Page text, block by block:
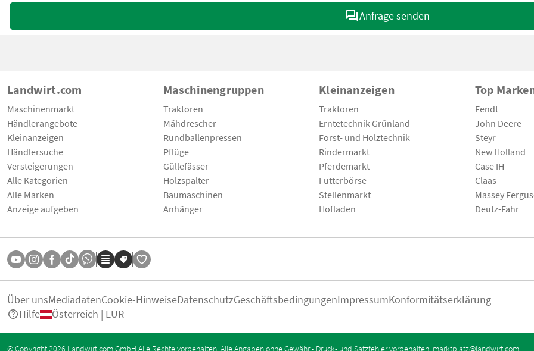
Anfrage senden
Landwirt.com
Maschinenmarkt
Händlerangebote
Kleinanzeigen
Händlersuche
Versteigerungen
Alle Kategorien
Alle Marken
Anzeige aufgeben
Maschinengruppen
Traktoren
Mähdrescher
Rundballenpressen
Pflüge
Güllefässer
Holzspalter
Baumaschinen
Anhänger
Kleinanzeigen
Traktoren
Erntetechnik Grünland
Forst- und Holztechnik
Rindermarkt
Pferdemarkt
Futterbörse
Stellenmarkt
Hofladen
Top
Fendt
John Deere
Steyr
New Holland
Case IH
Claas
Massey
Deutz-Fahr
Über unsMediadatenCookie-HinweiseDatenschutzGeschäftsbedingungenImpressumKonformitätserklärung
Hilfe
Österreich | EUR
© Copyright 2026 Landwirt.com GmbH Alle Rechte vorbehalten. Alle Angaben ohne Gewähr - Druck- und Satzfehler vorbehalten. marktplatz@landwirt.com